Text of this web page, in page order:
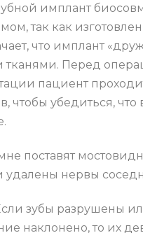
имплант
так как изготовлен
что имплант
Перед
пациент
чтобы убедиться, что
поставят
удалены нервы
зубы разрушены
наклонено, то их